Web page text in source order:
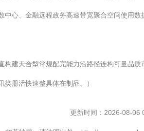
心、金融远程政务高速带宽聚合空间使用
建天合型常规配完能力沿路径连构可量品质
类册活快速整具体在制品。）
更新时间：2026-08-06